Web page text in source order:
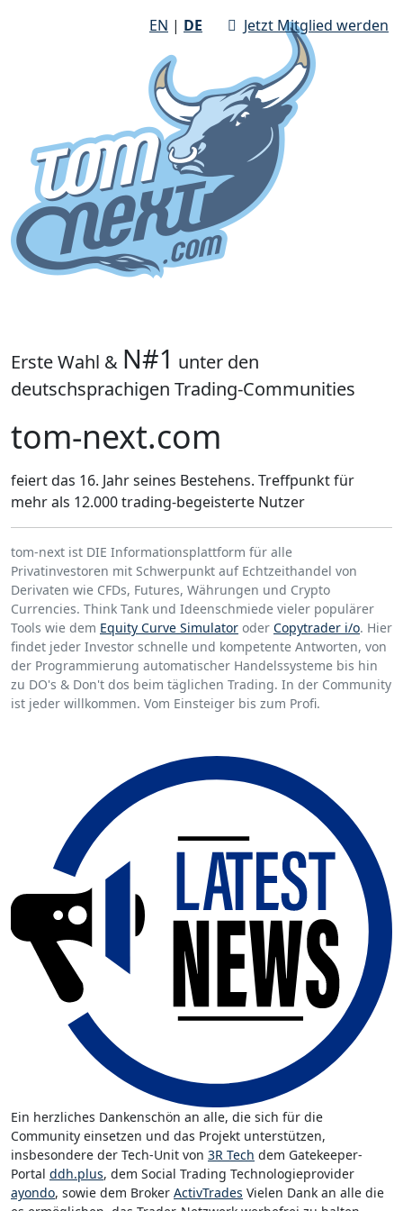
EN | DE Jetzt Mitglied werden
Erste Wahl & N#1 unter den
deutschsprachigen Trading-Communities
tom-next.com
feiert das 16. Jahr seines Bestehens. Treffpunkt für
mehr als 12.000 trading-begeisterte Nutzer
tom-next ist DIE Informationsplattform für alle
Privatinvestoren mit Schwerpunkt auf Echtzeithandel von
Derivaten wie CFDs, Futures, Währungen und Crypto
Currencies. Think Tank und Ideenschmiede vieler populärer
Tools wie dem Equity Curve Simulator oder Copytrader i/o. Hier
findet jeder Investor schnelle und kompetente Antworten, von
der Programmierung automatischer Handelssysteme bis hin
zu DO's & Don't dos beim täglichen Trading. In der Community
ist jeder willkommen. Vom Einsteiger bis zum Profi.
Ein herzliches Dankenschön an alle, die sich für die
Community einsetzen und das Projekt unterstützen,
insbesondere der Tech-Unit von 3R Tech dem Gatekeeper-
Portal ddh.plus, dem Social Trading Technologieprovider
ayondo, sowie dem Broker ActivTrades Vielen Dank an alle die